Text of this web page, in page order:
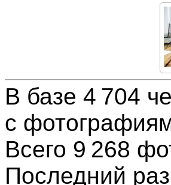
В базе 4 704
с
Всего 9 268
Последний